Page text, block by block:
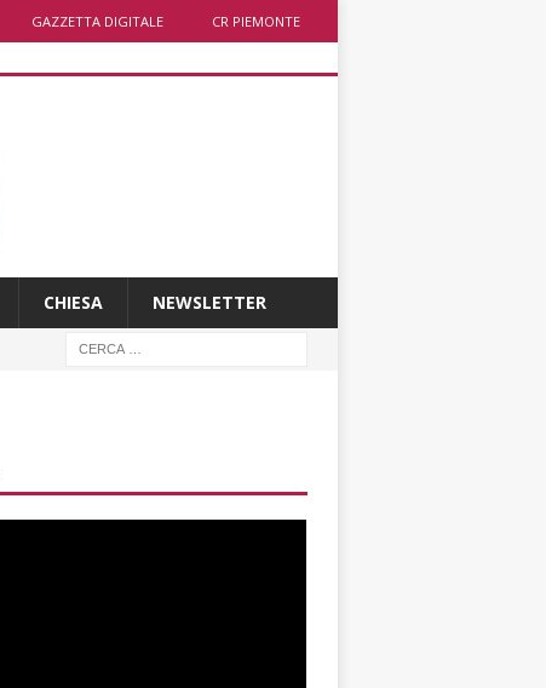
GAZZETTA DIGITALE CR PIEMONTE
CHIESA NEWSLETTER